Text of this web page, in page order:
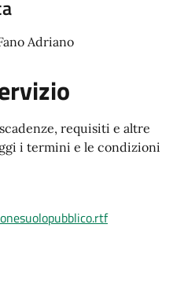
Adriano
requisiti e altre
i termini e le condizioni